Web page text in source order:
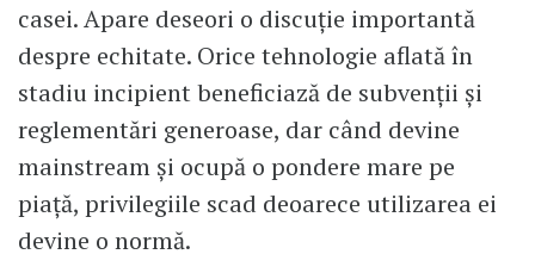
casei. Apare deseori o discuție importantă
despre echitate. Orice tehnologie aflată în
stadiu incipient beneficiază de subvenții și
reglementări generoase, dar când devine
mainstream și ocupă o pondere mare pe
piață, privilegiile scad deoarece utilizarea ei
devine o normă.